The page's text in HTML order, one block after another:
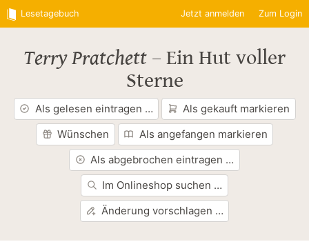
Lesetagebuch Jetzt anmelden Zum Login
Terry Pratchett – Ein Hut voller
Sterne
Als gelesen eintragen …
Als gekauft markieren
Wünschen
Als angefangen markieren
Als abgebrochen eintragen …
Im Onlineshop suchen …
Änderung vorschlagen …